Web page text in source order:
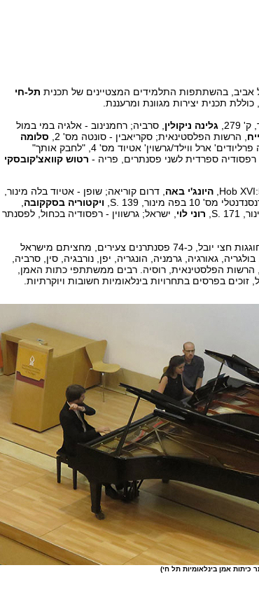
אביב, בהשתתפות התלמידים המצטיינים של תכנית תל-חי
, כוללת תכנית יצירות מגוונת ומרעננת.
גלינה ניקולין , סרביה; רחמנינוב - אלגיה במי במול
, הרשות הפלסטינאית; סקריאבין - סונטה מס' 2,
סלומה
ארל ווילד/גרשוין' אטיוד מס' 4, "לחבק אותך"
רפסודיה ספרדית לשני פסנתרים, פריה - רטוש קוואצ'קובסקי
היונג'י באה , דרום קוריאה; שופן - אטיוד בלה מינור,
ויקטוריה בסקקובה
רוני לוי , ישראל; גרשווין - רפסודיה בכחול, לפסנתר
השנה השתתפו בכיתות האמן, החוגגות חצי יובל, כ-74 פסנתרנים צעירים, מחציתם מישראל
גאורגיה, גרמניה, הונגריה, יפן, נורבגיה, סין, סרביה,
הרשות הפלסטינאית, רוסיה. רבים ממשתתפי כתות האמן,
בפרסים בתחרויות בינלאומיות חשובות ויוקרתיות.
כיתות אמן בינלאומיות תל חי)